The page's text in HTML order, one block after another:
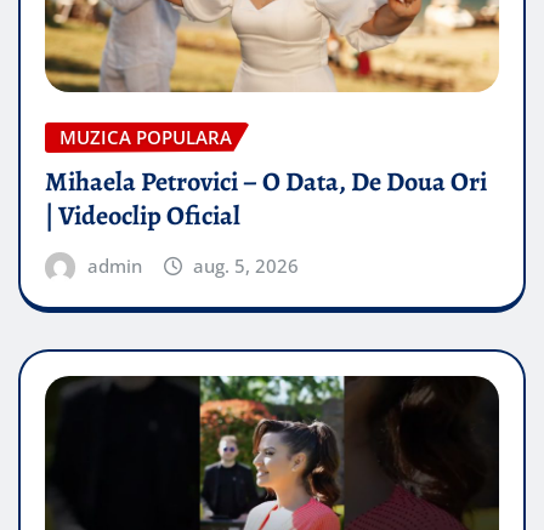
MUZICA POPULARA
Mihaela Petrovici – O Data, De Doua Ori
| Videoclip Oficial
admin aug. 5, 2026